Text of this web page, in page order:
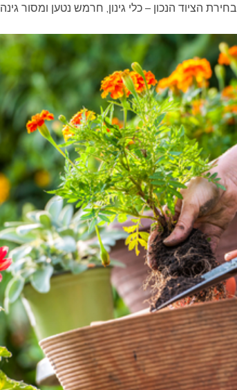
בחירת הציוד הנכון – כלי גינון, חרמש נטען ומסור